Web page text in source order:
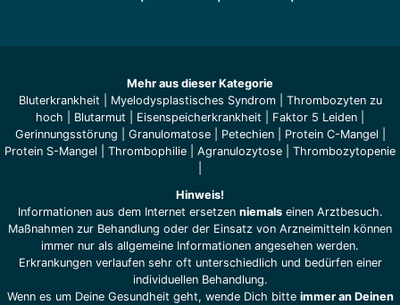
Mehr aus dieser Kategorie
Bluterkrankheit
Myelodysplastisches Syndrom| Thrombozyten zu
hoch
Blutarmut Eisenspeicherkrankheit Faktor 5 Leiden
Gerinnungsstörung
Granulomatose| Petechien| Protein C-Mangel
Protein S-Mangel
Thrombophilie Agranulozytose
Thrombozytopenie
Hinweis!
Informationen aus dem Internet ersetzen niemalseinen Arztbesuch.
Maßnahmen zur Behandlung oder der Einsatz von Arzneimitteln können
immer nur als allgemeine Informationen angesehen werden.
Erkrankungen verlaufen sehr oft unterschiedlich und bedürfen einer
individuellen Behandlung.
Wenn es um Deine Gesundheit geht, wende Dich bitte immer an Deinen